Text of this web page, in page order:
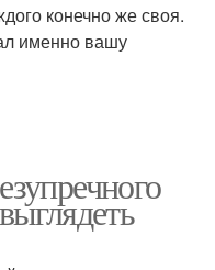
конечно же своя.
именно вашу